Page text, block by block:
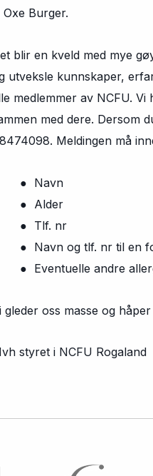
Oxe Burger.
blir en kveld med mye
utveksle kunnskaper,
medlemmer av NCFU.
med dere. Dersom
Meldingen må
Navn
Alder
Tlf. nr
Navn og tlf. nr til en
Eventuelle andre
gleder oss masse og
styret i NCFU Rogaland